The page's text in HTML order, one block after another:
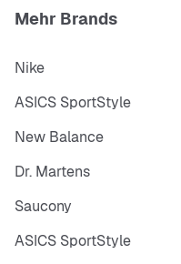
Mehr Brands
Nike
ASICS SportStyle
New Balance
Dr. Martens
Saucony
ASICS SportStyle